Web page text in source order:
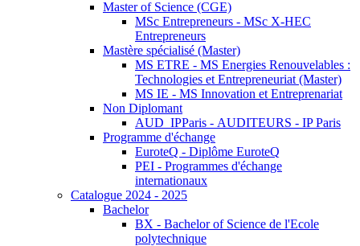
Master of Science (CGE)
MSc Entrepreneurs - MSc X-HEC
Entrepreneurs
Mastère spécialisé (Master)
MS ETRE - MS Energies Renouvelables :
Technologies et Entrepreneuriat (Master)
MS IE - MS Innovation et Entreprenariat
Non Diplomant
AUD_IPParis - AUDITEURS - IP Paris
Programme d'échange
EuroteQ - Diplôme EuroteQ
PEI - Programmes d'échange
internationaux
Catalogue 2024 - 2025
Bachelor
BX - Bachelor of Science de l'Ecole
polytechnique